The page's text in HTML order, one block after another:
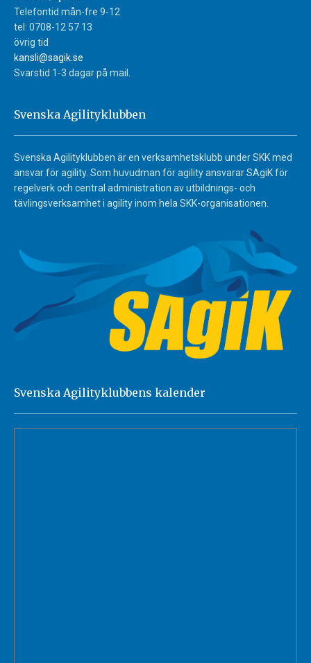
Telefontid mån-fre 9-12
tel: 0708-12 57 13
övrig tid
kansli@sagik.se
Svarstid 1-3 dagar på mail.
Svenska Agilityklubben
Svenska Agilityklubben är en verksamhetsklubb under SKK med
ansvar för agility. Som huvudman för agility ansvarar SAgiK för
regelverk och central administration av utbildnings- och
tävlingsverksamhet i agility inom hela SKK-organisationen.
Svenska Agilityklubbens kalender